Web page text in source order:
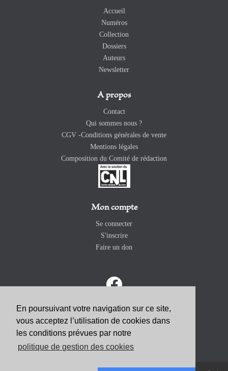
En poursuivant votre navigation sur ce site,
vous acceptez l’utilisation de cookies dans
les conditions prévues par notre
politique de gestion des cookies
Accueil
Numéros
Collection
Dossiers
Auteurs
Newsletter
A propos
Contact
Qui sommes nous ?
CGV -Conditions générales de vente
Mentions légales
Composition du Comité de rédaction
Mon compte
Se connecter
S'inscrire
Faire un don
ABONNEZ-VOUS